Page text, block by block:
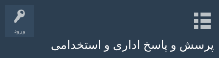
ورود
پرسش و پاسخ اداری و استخدامی